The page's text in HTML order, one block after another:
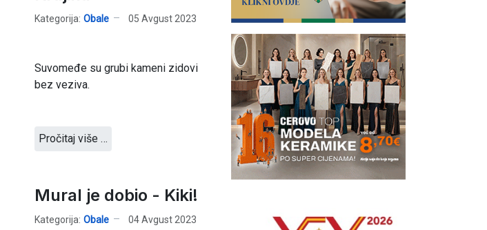
Kategorija: Obale 05 Avgust 2023
Suvomeđe su grubi kameni zidovi
bez veziva.
Pročitaj više …
Mural je dobio - Kiki!
Kategorija: Obale 04 Avgust 2023